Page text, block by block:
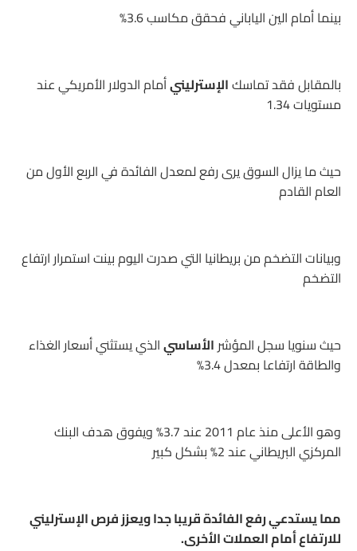
بينما أمام الين الياباني فحقق مكاسب 3.6%
بالمقابل فقد تماسكالإسترلينيأمام الدولار الأمريكي عند
مستويات 1.34
حيث ما يزال السوق يرى رفع لمعدل الفائدة في الربع الأول من
العام القادم
وبيانات التضخم من بريطانيا التي صدرت اليوم بينت استمرار ارتفاع
التضخم
حيث سنويا سجل المؤشرالأساسيالذي يستثني أسعار الغذاء
والطاقة ارتفاعا بمعدل 3.4%
وهو الأعلى منذ عام 2011 عند 3.7% ويفوق هدف البنك
المركزي البريطاني عند 2% بشكل كبير
مما يستدعي رفع الفائدة قريبا جدا ويعزز فرص الإسترليني
للارتفاع أمام العملات الأخرى.